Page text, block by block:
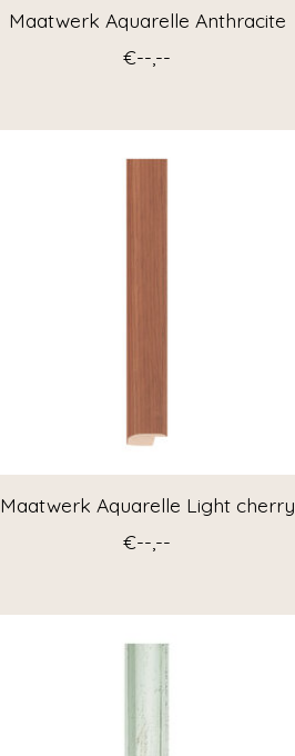
Maatwerk Aquarelle Anthracite
€--,--
Maatwerk Aquarelle Light cherry
€--,--